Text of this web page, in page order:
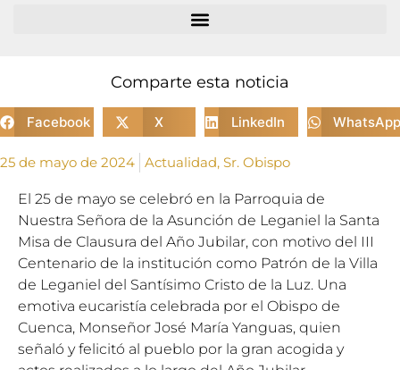
Comparte esta noticia
Facebook X LinkedIn WhatsApp
25 de mayo de 2024 Actualidad, Sr. Obispo
El 25 de mayo se celebró en la Parroquia de
Nuestra Señora de la Asunción de Leganiel la Santa
Misa de Clausura del Año Jubilar, con motivo del III
Centenario de la institución como Patrón de la Villa
de Leganiel del Santísimo Cristo de la Luz. Una
emotiva eucaristía celebrada por el Obispo de
Cuenca, Monseñor José María Yanguas, quien
señaló y felicitó al pueblo por la gran acogida y